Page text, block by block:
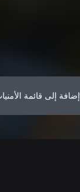
إضافة إلى قائمة